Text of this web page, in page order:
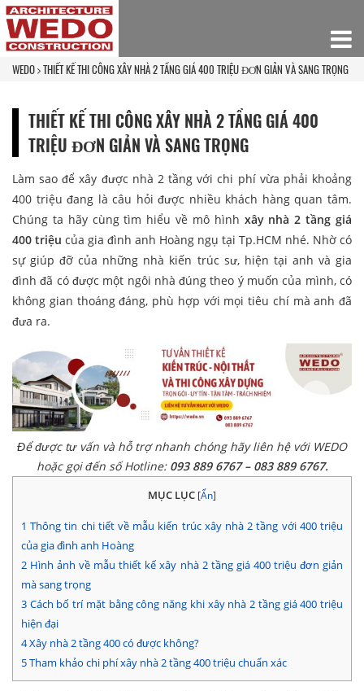
WEDO THIẾT KẾ THI CÔNG XÂY NHÀ 2 TẦNG GIÁ 400 TRIỆU ĐƠN GIẢN VÀ SANG TRỌNG
THIẾT KẾ THI CÔNG XÂY NHÀ 2 TẦNG GIÁ 400
TRIỆU ĐƠN GIẢN VÀ SANG TRỌNG
Làm sao để xây được nhà 2 tầng với chi phí vừa phải khoảng
400 triệu đang là câu hỏi được nhiều khách hàng quan tâm.
Chúng ta hãy cùng tìm hiểu về mô hình xây nhà 2 tầng giá
400 triệu của gia đình anh Hoàng ngụ tại Tp.HCM nhé. Nhờ có
sự giúp đỡ của những nhà kiến trúc sư, hiện tại anh và gia
đình đã có được một ngôi nhà đúng theo ý muốn của mình, có
không gian thoáng đáng, phù hợp với mọi tiêu chí mà anh đã
đưa ra.
Để được tư vấn và hỗ trợ nhanh chóng hãy liên hệ với WEDO
hoặc gọi đến số Hotline: 093 889 6767 – 083 889 6767.
MỤC LỤC [Ẩn]
1 Thông tin chi tiết về mẫu kiến trúc xây nhà 2 tầng với 400 triệu
của gia đình anh Hoàng
2 Hình ảnh về mẫu thiết kế xây nhà 2 tầng giá 400 triệu đơn giản
mà sang trọng
3 Cách bố trí mặt bằng công năng khi xây nhà 2 tầng giá 400 triệu
hiện đại
4Xây nhà 2 tầng 400 có được không?
5Tham khảo chi phí xây nhà 2 tầng 400 triệu chuẩn xác